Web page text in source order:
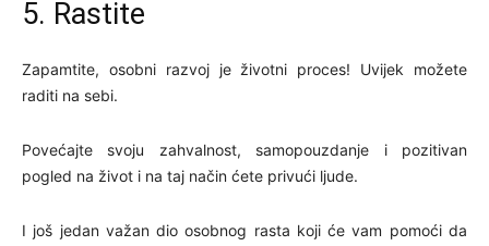
5. Rastite
Zapamtite, osobni razvoj je životni proces! Uvijek možete
raditi na sebi.
Povećajte svoju zahvalnost, samopouzdanje i pozitivan
pogled na život i na taj način ćete privući ljude.
I još jedan važan dio osobnog rasta koji će vam pomoći da